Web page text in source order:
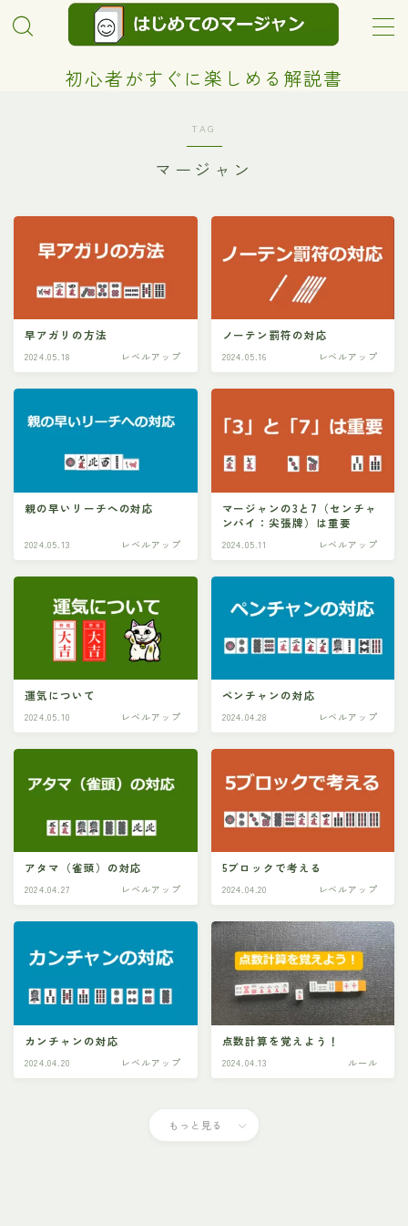
初心者がすぐに楽しめる解説書
MENU
プライバシーポリシー
プロフィール
TAG
マージャン
早アガリの方法
2024.05.18 レベルアップ
ノーテン罰符の対応
2024.05.16 レベルアップ
親の早いリーチへの対応
2024.05.13 レベルアップ
マージャンの3と7（センチャ
ンパイ：尖張牌）は重要
2024.05.11 レベルアップ
運気について
2024.05.10 レベルアップ
ペンチャンの対応
2024.04.28 レベルアップ
アタマ（雀頭）の対応
2024.04.27 レベルアップ
5ブロックで考える
2024.04.20 レベルアップ
カンチャンの対応
2024.04.20 レベルアップ
点数計算を覚えよう！
2024.04.13 ルール
もっと見る